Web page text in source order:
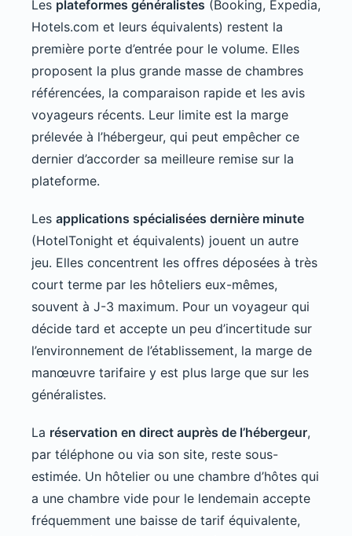
Les plateformes généralistes (Booking, Expedia,
Hotels.com et leurs équivalents) restent la
première porte d’entrée pour le volume. Elles
proposent la plus grande masse de chambres
référencées, la comparaison rapide et les avis
voyageurs récents. Leur limite est la marge
prélevée à l’hébergeur, qui peut empêcher ce
dernier d’accorder sa meilleure remise sur la
plateforme.
Les applications spécialisées dernière minute
(HotelTonight et équivalents) jouent un autre
jeu. Elles concentrent les offres déposées à très
court terme par les hôteliers eux-mêmes,
souvent à J-3 maximum. Pour un voyageur qui
décide tard et accepte un peu d’incertitude sur
l’environnement de l’établissement, la marge de
manœuvre tarifaire y est plus large que sur les
généralistes.
La réservation en direct auprès de l’hébergeur,
par téléphone ou via son site, reste sous-
estimée. Un hôtelier ou une chambre d’hôtes qui
a une chambre vide pour le lendemain accepte
fréquemment une baisse de tarif équivalente,